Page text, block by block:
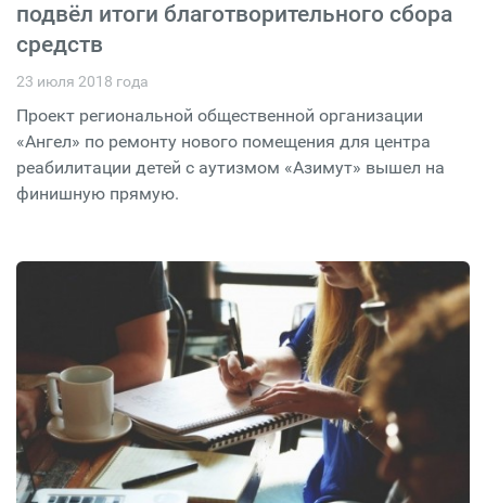
подвёл итоги благотворительного сбора
средств
23 июля 2018 года
Проект региональной общественной организации
«Ангел» по ремонту нового помещения для центра
реабилитации детей с аутизмом «Азимут» вышел на
финишную прямую.